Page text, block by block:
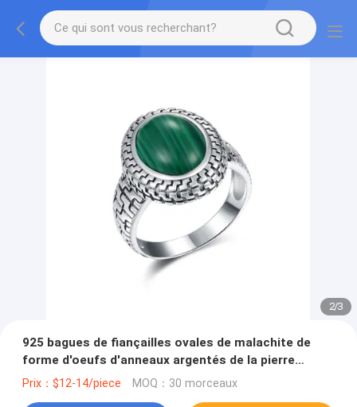
2/3
925 bagues de fiançailles ovales de malachite de
forme d'oeufs d'anneaux argentés de la pierre
gemme des femmes
Prix：$12-14/piece MOQ：30 morceaux